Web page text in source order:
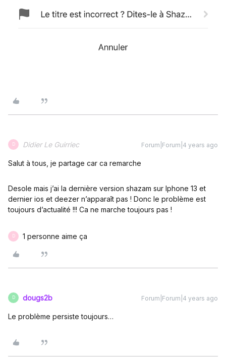
D Didier Le Guirriec Forum|Forum|4 years ago
Salut à tous, je partage car ca remarche
Desole mais j’ai la dernière version shazam sur Iphone 13 et
dernier ios et deezer n’apparaît pas ! Donc le problème est
toujours d’actualité !!! Ca ne marche toujours pas !
D 1 personne aime ça
D dougs2b Forum|Forum|4 years ago
Le problème persiste toujours…